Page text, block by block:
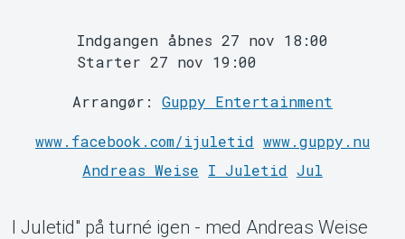
Indgangen åbnes 27 nov 18:00
Starter 27 nov 19:00
Arrangør: Guppy Entertainment
www.facebook.com/ijuletid www.guppy.nu
Andreas Weise I Juletid Jul
I Juletid" på turné igen - med Andreas Weise